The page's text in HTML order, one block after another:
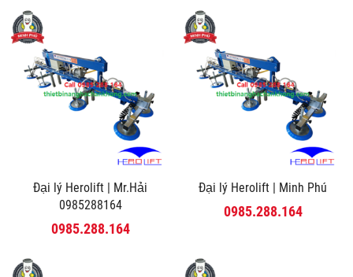
Đại lý Herolift | Mr.Hải
0985288164
0985.288.164
Đại lý Herolift | Minh Phú
0985.288.164